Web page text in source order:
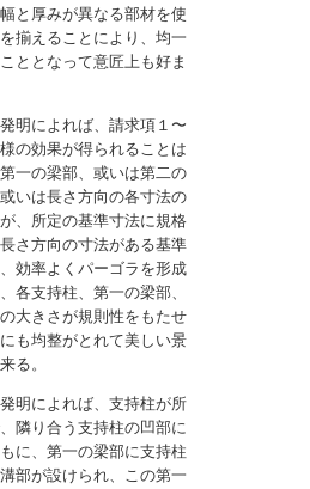
と厚みが異なる部材を使
揃えることにより、均一
ととなって意匠上も好ま
明によれば、請求項１〜
の効果が得られることは
一の梁部、或いは第二の
いは長さ方向の各寸法の
、所定の基準寸法に規格
さ方向の寸法がある基準
効率よくパーゴラを形成
各支持柱、第一の梁部、
大きさが規則性をもたせ
も均整がとれて美しい景
る。
明によれば、支持柱が所
隣り合う支持柱の凹部に
に、第一の梁部に支持柱
部が設けられ、この第一